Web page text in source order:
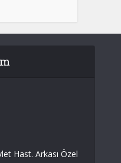
Hast. Arkası Özel